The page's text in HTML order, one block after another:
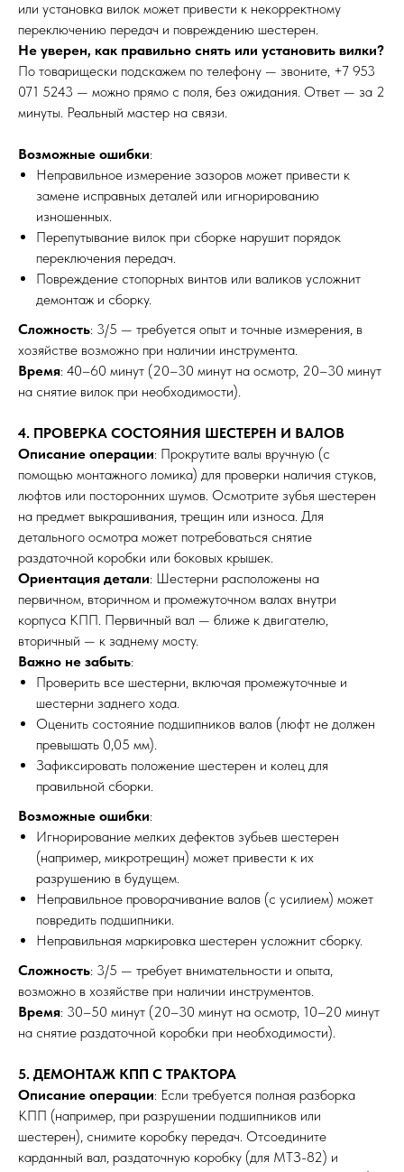
или установка вилок может привести к некорректному
переключению передач и повреждению шестерен.
Не уверен, как правильно снять или установить вилки?
По товарищески подскажем по телефону — звоните, +7 953
071 5243 — можно прямо с поля, без ожидания. Ответ — за 2
минуты. Реальный мастер на связи.
Возможные ошибки:
Неправильное измерение зазоров может привести к
замене исправных деталей или игнорированию
изношенных.
Перепутывание вилок при сборке нарушит порядок
переключения передач.
Повреждение стопорных винтов или валиков усложнит
демонтаж и сборку.
Сложность: 3/5 — требуется опыт и точные измерения, в
хозяйстве возможно при наличии инструмента.
Время: 40–60 минут (20–30 минут на осмотр, 20–30 минут
на снятие вилок при необходимости).
4. ПРОВЕРКА СОСТОЯНИЯ ШЕСТЕРЕН И ВАЛОВ
Описание операции: Прокрутите валы вручную (с
помощью монтажного ломика) для проверки наличия стуков,
люфтов или посторонних шумов. Осмотрите зубья шестерен
на предмет выкрашивания, трещин или износа. Для
детального осмотра может потребоваться снятие
раздаточной коробки или боковых крышек.
Ориентация детали: Шестерни расположены на
первичном, вторичном и промежуточном валах внутри
корпуса КПП. Первичный вал — ближе к двигателю,
вторичный — к заднему мосту.
Важно не забыть:
Проверить все шестерни, включая промежуточные и
шестерни заднего хода.
Оценить состояние подшипников валов (люфт не должен
превышать 0,05 мм).
Зафиксировать положение шестерен и колец для
правильной сборки.
Возможные ошибки:
Игнорирование мелких дефектов зубьев шестерен
(например, микротрещин) может привести к их
разрушению в будущем.
Неправильное проворачивание валов (с усилием) может
повредить подшипники.
Неправильная маркировка шестерен усложнит сборку.
Сложность: 3/5 — требует внимательности и опыта,
возможно в хозяйстве при наличии инструментов.
Время: 30–50 минут (20–30 минут на осмотр, 10–20 минут
на снятие раздаточной коробки при необходимости).
5. ДЕМОНТАЖ КПП С ТРАКТОРА
Описание операции: Если требуется полная разборка
КПП (например, при разрушении подшипников или
шестерен), снимите коробку передач. Отсоедините
карданный вал, раздаточную коробку (для МТЗ-82) и